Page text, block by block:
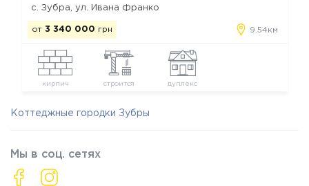
с. Зубра, ул. Ивана Франко
от 3 340 000 грн 9.54км
кирпич строится дуплекс
Коттеджные городки Зубры
Мы в соц. сетях